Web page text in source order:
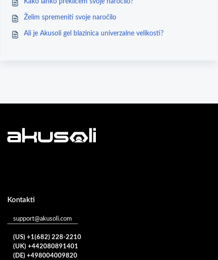
Kako lahko prekličem svoje naročilo?
Želim spremeniti svoje naročilo
Ali je Akusoli gel blazinica univerzalne velikosti?
Kontakti
support@akusoli.com
(US) +1(682) 228-2210
(UK) +442080891401
(DE) +498004009820